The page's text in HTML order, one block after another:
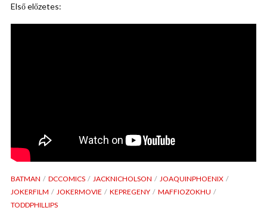
Első előzetes:
BATMAN DCCOMICS JACKNICHOLSON
JOAQUINPHOENIX
JOKERFILM
JOKERMOVIE KEPREGENY
MAFFIOZOKHU
TODDPHILLIPS